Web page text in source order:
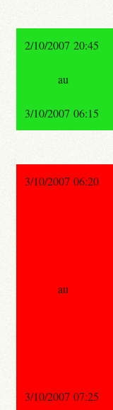
2/10/2007 20:45
au
3/10/2007 06:15
3/10/2007 06:20
au
3/10/2007 07:25